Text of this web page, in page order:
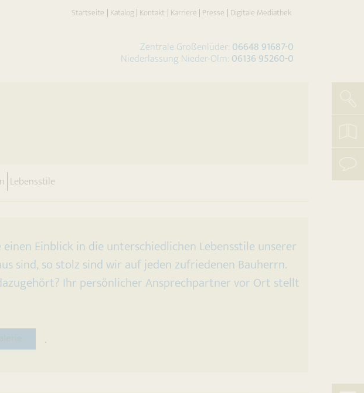
Zentrale Großenlüder: 06648 91687-0
Niederlassung Nieder-Olm: 06136 95260-0
Startseite Katalog Kontakt Karriere Presse Digitale Mediathek
Lebensstile
Einblick in die unterschiedlichen Lebensstile unserer
sind, so stolz sind wir auf jeden zufriedenen Bauherrn.
Ihr persönlicher Ansprechpartner vor Ort stellt
.